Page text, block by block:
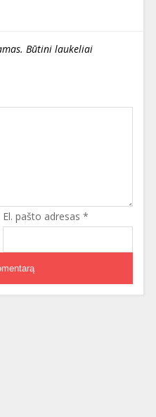
Būtini laukeliai
El. pašto adresas *